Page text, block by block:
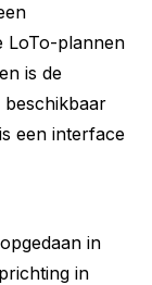
LoTo-plannen
is de
beschikbaar
een interface
in
in